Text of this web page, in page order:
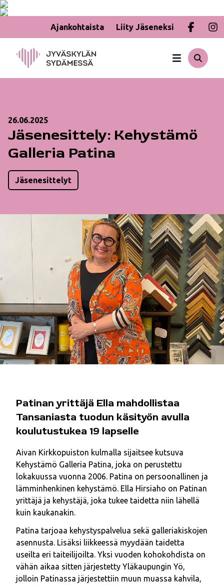
Ajankohtaista
Liity Jäseneksi
sisältöön
26.06.2025
Jäsenesittely: Kehystämö
Galleria Patina
Jäsenesittelyt
Patinan yrittäjä Ella mahdollistaa
Tansaniasta tuodun käsityön avulla
koulutustukea 19 lapselle
Aivan Kirkkopuiston kulmalla sijaitsee kutsuva
Kehystämö Galleria Patina, joka on perustettu
lokakuussa vuonna 2006. Patina on persoonallinen ja
lämminhenkinen kehystämö. Ella Hirsiaho on Patinan
yrittäjä ja kehystäjä, joka tukee taidetta niin lähellä
kuin kaukanakin.
Patina tarjoaa kehystyspalvelua sekä galleriakiskojen
asennusta. Lisäksi liikkeessä myydään taidetta
useilta eri taiteilijoilta. Yksi vuoden kohokohdista on
vähän aikaa sitten järjestetty Yläkaupungin Yö,
jolloin Patinassa järjestettiin muun muassa kahvila,